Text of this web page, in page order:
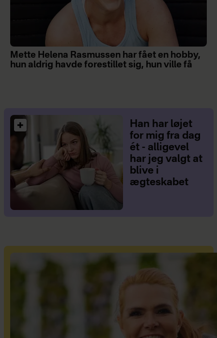
Mette Helena Rasmussen har fået en hobby,
hun aldrig havde forestillet sig, hun ville få
Han har løjet
for mig fra dag
ét - alligevel
har jeg valgt at
blive i
ægteskabet